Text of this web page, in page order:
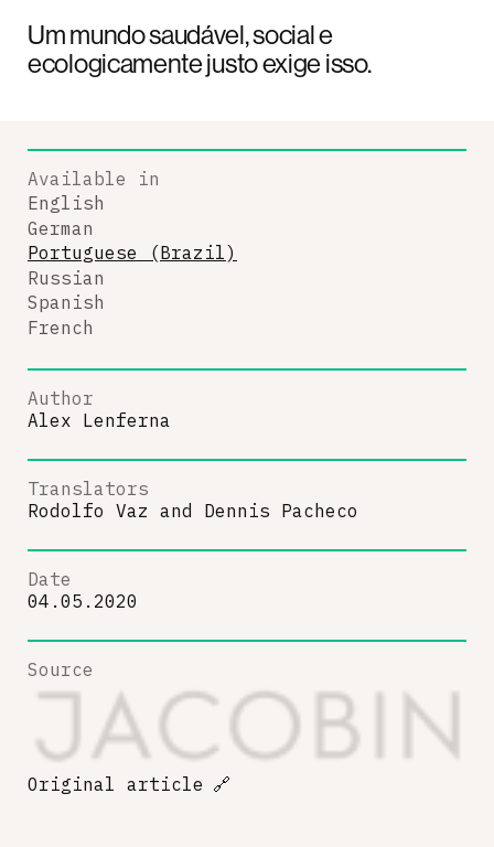
Um mundo saudável, social e
ecologicamente justo exige isso.
Available in
English
German
Portuguese (Brazil)
Russian
Spanish
French
Author
Alex Lenferna
Translators
Rodolfo Vaz and Dennis Pacheco
Date
04.05.2020
Source
Original article 🔗